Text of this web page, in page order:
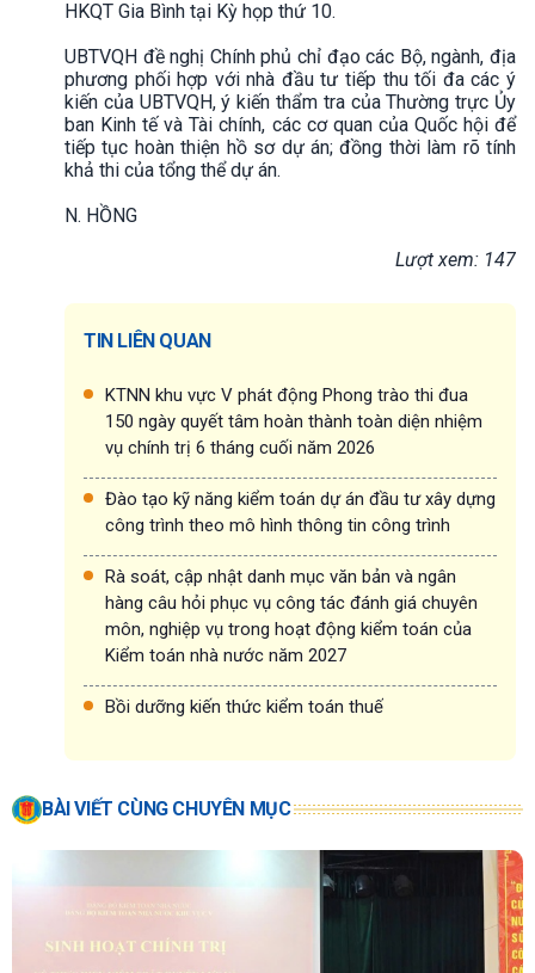
HKQT Gia Bình tại Kỳ họp thứ 10.
UBTVQH đề nghị Chính phủ chỉ đạo các Bộ, ngành, địa
phương phối hợp với nhà đầu tư tiếp thu tối đa các ý
kiến của UBTVQH, ý kiến thẩm tra của Thường trực Ủy
ban Kinh tế và Tài chính, các cơ quan của Quốc hội để
tiếp tục hoàn thiện hồ sơ dự án; đồng thời làm rõ tính
khả thi của tổng thể dự án.
N. HỒNG
Lượt xem: 147
TIN LIÊN QUAN
KTNN khu vực V phát động Phong trào thi đua
150 ngày quyết tâm hoàn thành toàn diện nhiệm
vụ chính trị 6 tháng cuối năm 2026
Đào tạo kỹ năng kiểm toán dự án đầu tư xây dựng
công trình theo mô hình thông tin công trình
Rà soát, cập nhật danh mục văn bản và ngân
hàng câu hỏi phục vụ công tác đánh giá chuyên
môn, nghiệp vụ trong hoạt động kiểm toán của
Kiểm toán nhà nước năm 2027
Bồi dưỡng kiến thức kiểm toán thuế
BÀI VIẾT CÙNG CHUYÊN MỤC